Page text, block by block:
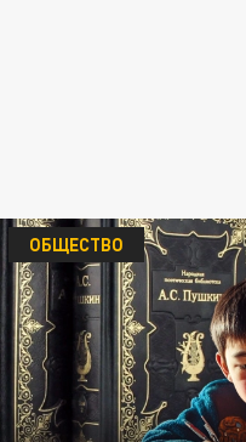
ОБЩЕСТВО